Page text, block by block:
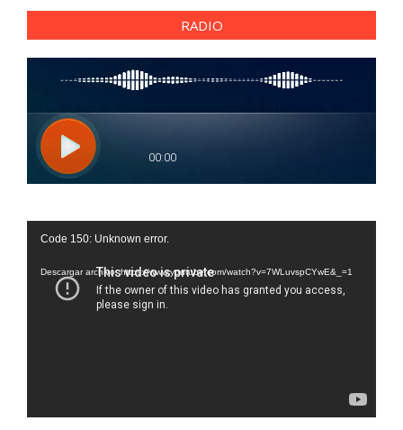
RADIO
Reproductor
vídeo
Code 150: Unknown error.
Descargar archivo: https://www.youtube.com/watch?v=7WLuvspCYwE&_=1